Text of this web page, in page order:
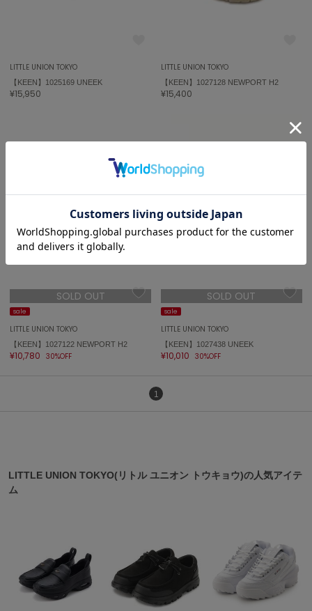
エミ アトリエ
ey
フィラ
フレイアイディー
ファーファー
gelato pique Sleep
ジェラート ピケ スリープ
Henon.
へノン
LITTLE UNION TOKYO
【KEEN】1025169 UNEEK
¥15,950
LITTLE UNION TOKYO
【KEEN】1027128 NEWPORT H2
¥15,400
SOLD OUT
sale
LITTLE UNION TOKYO
【KEEN】1027122 NEWPORT H2
¥10,780 30%OFF
SOLD OUT
sale
LITTLE UNION TOKYO
【KEEN】1027438 UNEEK
¥10,010 30%OFF
1
LITTLE UNION TOKYO(リトル ユニオン トウキョウ)の人気アイテ
ム